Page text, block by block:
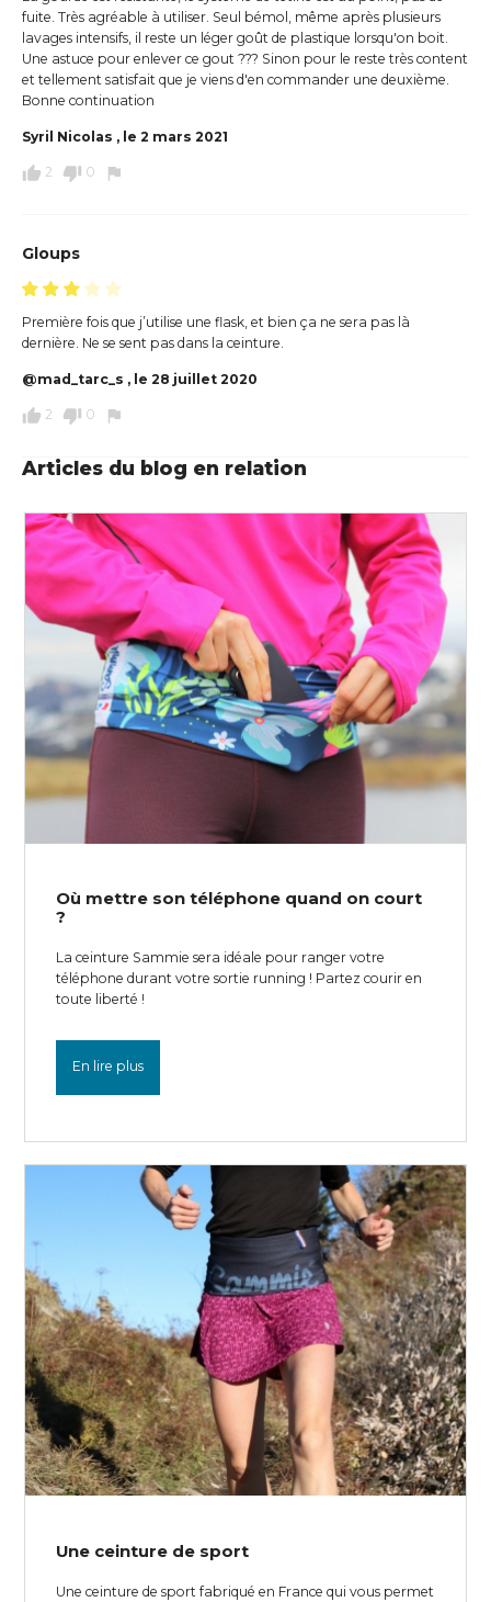
fuite. Très agréable à utiliser. Seul bémol, même après plusieurs
lavages intensifs, il reste un léger goût de plastique lorsqu'on boit.
Une astuce pour enlever ce gout ??? Sinon pour le reste très content
et tellement satisfait que je viens d'en commander une deuxième.
Bonne continuation
Syril Nicolas , le 2 mars 2021
thumb_up 2 thumb_down 0 flag
Gloups
Première fois que j’utilise une flask, et bien ça ne sera pas là
dernière. Ne se sent pas dans la ceinture.
@mad_tarc_s , le 28 juillet 2020
thumb_up 2 thumb_down 0 flag
Articles du blog en relation
Où mettre son téléphone quand on court
?
La ceinture Sammie sera idéale pour ranger votre
téléphone durant votre sortie running ! Partez courir en
toute liberté !
En lire plus
Une ceinture de sport
Une ceinture de sport fabriqué en France qui vous permet